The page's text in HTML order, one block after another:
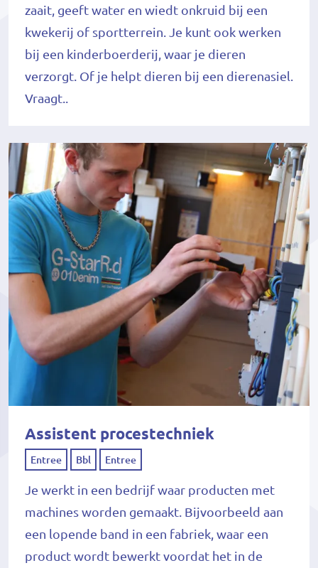
zaait, geeft water en wiedt onkruid bij een
kwekerij of sportterrein. Je kunt ook werken
bij een kinderboerderij, waar je dieren
verzorgt. Of je helpt dieren bij een dierenasiel.
Vraagt..
Assistent procestechniek
Entree Bbl Entree
Je werkt in een bedrijf waar producten met
machines worden gemaakt. Bijvoorbeeld aan
een lopende band in een fabriek, waar een
product wordt bewerkt voordat het in de